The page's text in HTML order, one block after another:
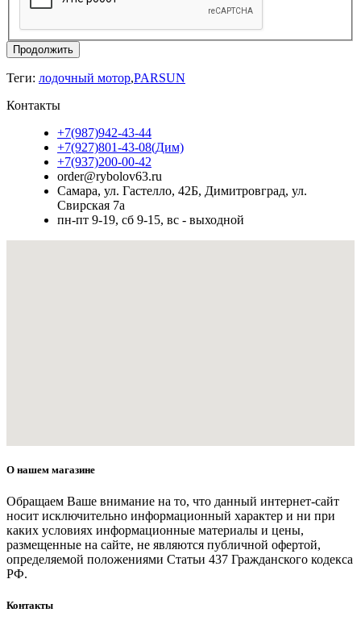
Продолжить
Теги: лодочный мотор,PARSUN
Контакты
+7(987)942-43-44
+7(927)801-43-08(Дим)
+7(937)200-00-42
order@rybolov63.ru
Самара, ул. Гастелло, 42Б, Димитровград, ул.
Свирская 7а
пн-пт 9-19, сб 9-15, вс - выходной
О нашем магазине
Обращаем Ваше внимание на то, что данный интернет-сайт
носит исключительно информационный характер и ни при
каких условиях информационные материалы и цены,
размещенные на сайте, не являются публичной офертой,
определяемой положениями Статьи 437 Гражданского кодекса
РФ.
Контакты